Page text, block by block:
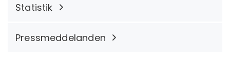
Statistik
Pressmeddelanden